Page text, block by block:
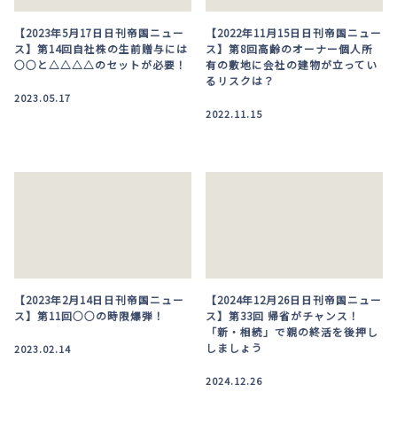
【2023年5月17日日刊帝国ニュー
ス】第14回自社株の生前贈与には
○○と△△△△のセットが必要！
2023.05.17
【2022年11月15日日刊帝国ニュー
ス】第8回高齢のオーナー個人所
有の敷地に会社の建物が立ってい
るリスクは？
2022.11.15
【2023年2月14日日刊帝国ニュー
ス】第11回○○の時限爆弾！
2023.02.14
【2024年12月26日日刊帝国ニュー
ス】第33回 帰省がチャンス！
「新・相続」で親の終活を後押し
しましょう
2024.12.26